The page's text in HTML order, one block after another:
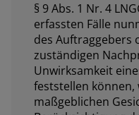
§ 9 Abs. 1 Nr. 4
erfassten Fälle
des Auftraggebers
zuständigen
Unwirksamkeit
feststellen
maßgeblichen